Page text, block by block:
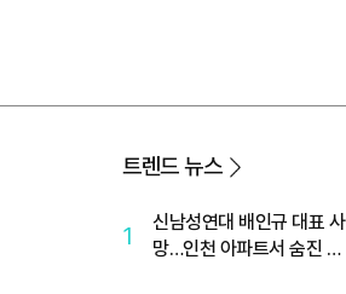
트렌드 뉴스
1
신남성연대 배인규 대표 사
망…인천 아파트서 숨진 채